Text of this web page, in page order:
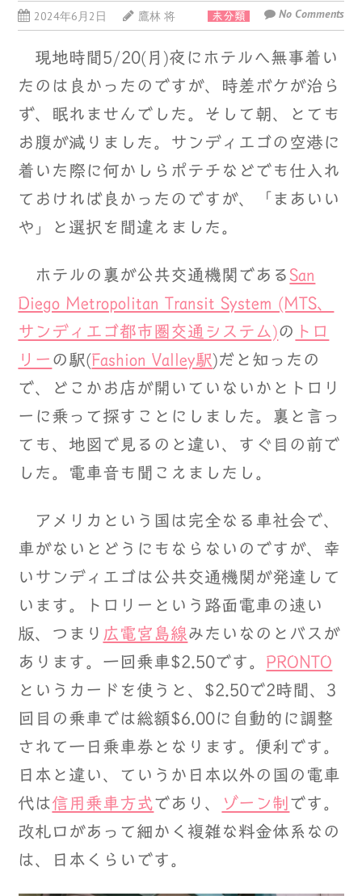
2024年6月2日 鷹林 将 未分類 No Comments
現地時間5/20(月)夜にホテルへ無事着い
たのは良かったのですが、時差ボケが治ら
ず、眠れませんでした。そして朝、とても
お腹が減りました。サンディエゴの空港に
着いた際に何かしらポテチなどでも仕入れ
ておければ良かったのですが、「まあいい
や」と選択を間違えました。
ホテルの裏が公共交通機関である San
Diego Metropolitan Transit System (MTS、
サンディエゴ都市圏交通システム)の トロ
リー の駅(Fashion Valley駅)だと知ったの
で、どこかお店が開いていないかとトロリ
ーに乗って探すことにしました。裏と言っ
ても、地図で見るのと違い、すぐ目の前で
した。電車音も聞こえましたし。
アメリカという国は完全なる車社会で、
車がないとどうにもならないのですが、幸
いサンディエゴは公共交通機関が発達して
います。トロリーという路面電車の速い
版、つまり 広電宮島線 みたいなのとバスが
あります。一回乗車$2.50です。 PRONTO
というカードを使うと、$2.50で2時間、3
回目の乗車では総額$6.00に自動的に調整
されて一日乗車券となります。便利です。
日本と違い、ていうか日本以外の国の電車
代は信用乗車方式であり、 ゾーン制 です。
改札口があって細かく複雑な料金体系なの
は、日本くらいです。